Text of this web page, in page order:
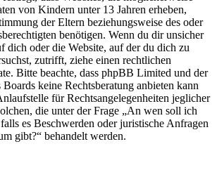
von Kindern unter 13 Jahren erheben,
der Eltern beziehungsweise des oder
benötigen. Wenn du dir unsicher
dich oder die Website, auf der du dich zu
zutrifft, ziehe einen rechtlichen
Bitte beachte, dass phpBB Limited und der
Boards keine Rechtsberatung anbieten kann
für Rechtsangelegenheiten jeglicher
die unter der Frage „An wen soll ich
es Beschwerden oder juristische Anfragen
gibt?“ behandelt werden.